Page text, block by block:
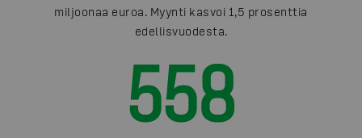
miljoonaa euroa. Myynti kasvoi 1,5 prosenttia
edellisvuodesta.
558